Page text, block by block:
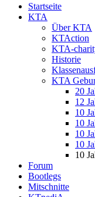
Startseite
KTA
Über KTA
KTAction
KTA-
Historie
KTA
20
12
10
10
10
10
10
Forum
Bootlegs
Mitschnitte